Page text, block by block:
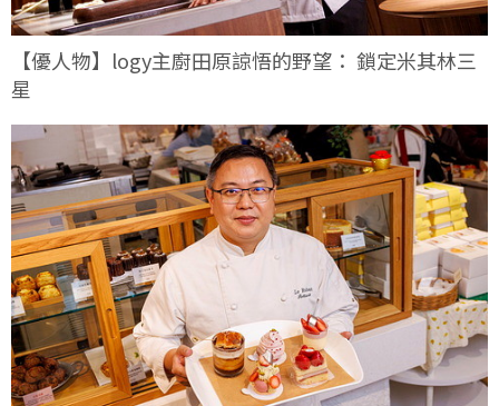
【優人物】logy主廚田原諒悟的野望： 鎖定米其林三
星